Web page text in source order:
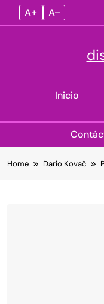
A+ A–
Inicio
toHome Dario Kovač